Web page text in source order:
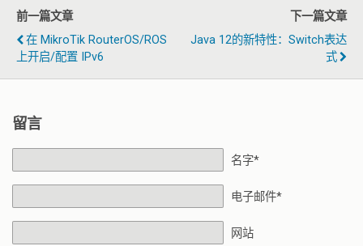
前一篇文章
在 MikroTik RouterOS/ROS
上开启/配置 IPv6
下一篇文章
Java 12的新特性：Switch表达
式
留言
名字*
电子邮件*
网站